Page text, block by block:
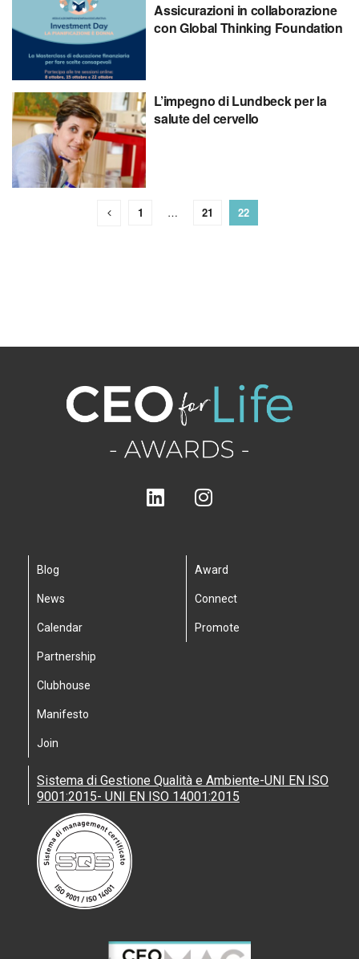
Assicurazioni in collaborazione
con Global Thinking Foundation
L’impegno di Lundbeck per la
salute del cervello
1 … 21 22
Blog
News
Calendar
Partnership
Clubhouse
Manifesto
Join
Award
Connect
Promote
Sistema di Gestione Qualità e Ambiente-UNI EN ISO
9001:2015- UNI EN ISO 14001:2015